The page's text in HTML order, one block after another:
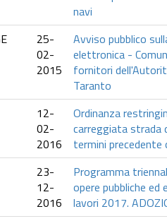
navi
25-
02-
2015
Avviso pubblico
elettronica -
fornitori
Taranto
12-
02-
2016
Ordinanza
carreggiata strada
termini
23-
12-
2016
Programma
opere pubbliche ed
lavori 2017.